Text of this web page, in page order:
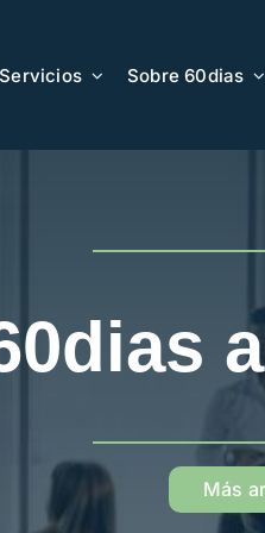
Servicios Sobre 60dias
Más